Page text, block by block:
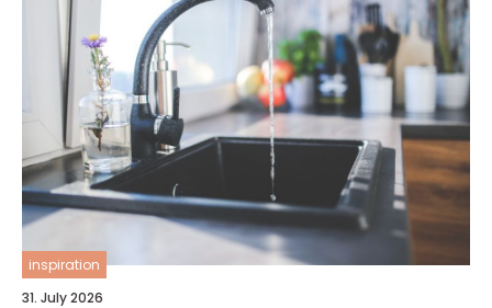
inspiration
31. July 2026